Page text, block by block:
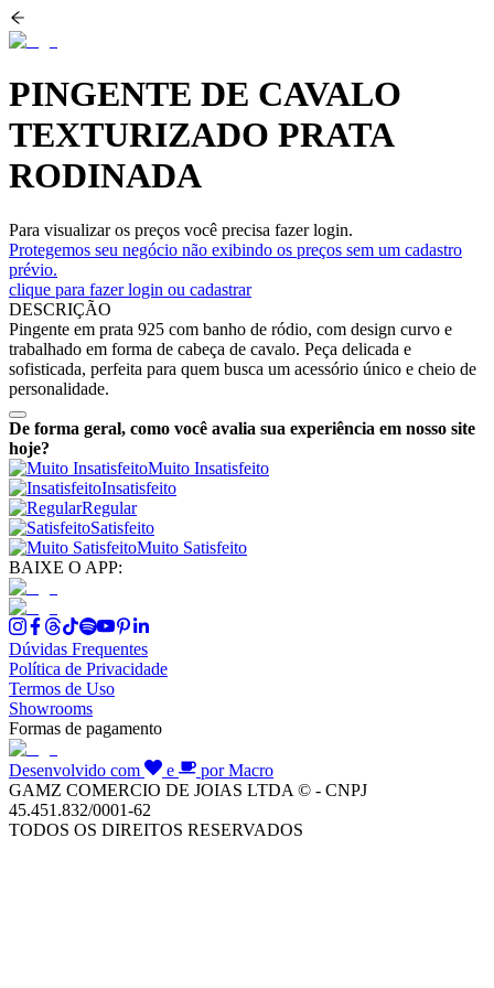
PINGENTE DE CAVALO
TEXTURIZADO PRATA
RODINADA
Para visualizar os preços você precisa fazer login.
Protegemos seu negócio não exibindo os preços sem um cadastro
prévio.
clique para fazer login ou cadastrar
DESCRIÇÃO
Pingente em prata 925 com banho de ródio, com design curvo e
trabalhado em forma de cabeça de cavalo. Peça delicada e
sofisticada, perfeita para quem busca um acessório único e cheio de
personalidade.
De forma geral, como você avalia sua experiência em nosso site
hoje?
Muito Insatisfeito
Insatisfeito
Regular
Satisfeito
Muito Satisfeito
BAIXE O APP:
Dúvidas Frequentes
Política de Privacidade
Termos de Uso
Showrooms
Formas de pagamento
Desenvolvido com e
por Macro
GAMZ COMERCIO DE JOIAS LTDA © - CNPJ
45.451.832/0001-62
TODOS OS DIREITOS RESERVADOS